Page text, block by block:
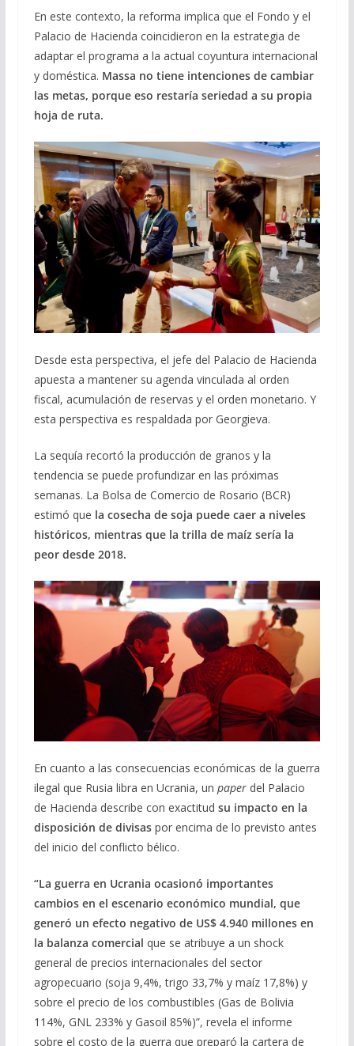
En este contexto, la reforma implica que el Fondo y el
Palacio de Hacienda coincidieron en la estrategia de
adaptar el programa a la actual coyuntura internacional
y doméstica. Massa no tiene intenciones de cambiar
las metas, porque eso restaría seriedad a su propia
hoja de ruta.
Desde esta perspectiva, el jefe del Palacio de Hacienda
apuesta a mantener su agenda vinculada al orden
fiscal, acumulación de reservas y el orden monetario. Y
esta perspectiva es respaldada por Georgieva.
La sequía recortó la producción de granos y la
tendencia se puede profundizar en las próximas
semanas. La Bolsa de Comercio de Rosario (BCR)
estimó que la cosecha de soja puede caer a niveles
históricos, mientras que la trilla de maíz sería la
peor desde 2018.
En cuanto a las consecuencias económicas de la guerra
ilegal que Rusia libra en Ucrania, un paperdel Palacio
de Hacienda describe con exactitud su impacto en la
disposición de divisas por encima de lo previsto antes
del inicio del conflicto bélico.
“La guerra en Ucrania ocasionó importantes
cambios en el escenario económico mundial, que
generó un efecto negativo de US$ 4.940 millones en
la balanza comercial que se atribuye a un shock
general de precios internacionales del sector
agropecuario (soja 9,4%, trigo 33,7% y maíz 17,8%) y
sobre el precio de los combustibles (Gas de Bolivia
114%, GNL 233% y Gasoil 85%)”, revela el informe
sobre el costo de la guerra que preparó la cartera de